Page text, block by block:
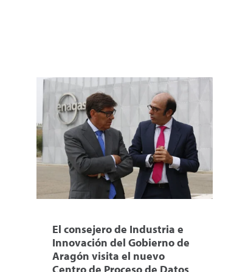
El consejero de Industria e
Innovación del Gobierno de
Aragón visita el nuevo